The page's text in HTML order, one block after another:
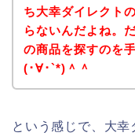
ち大幸ダイレクト
らないんだよね。
の商品を探すのを
(･∀･`*)＾＾
という感じで、大